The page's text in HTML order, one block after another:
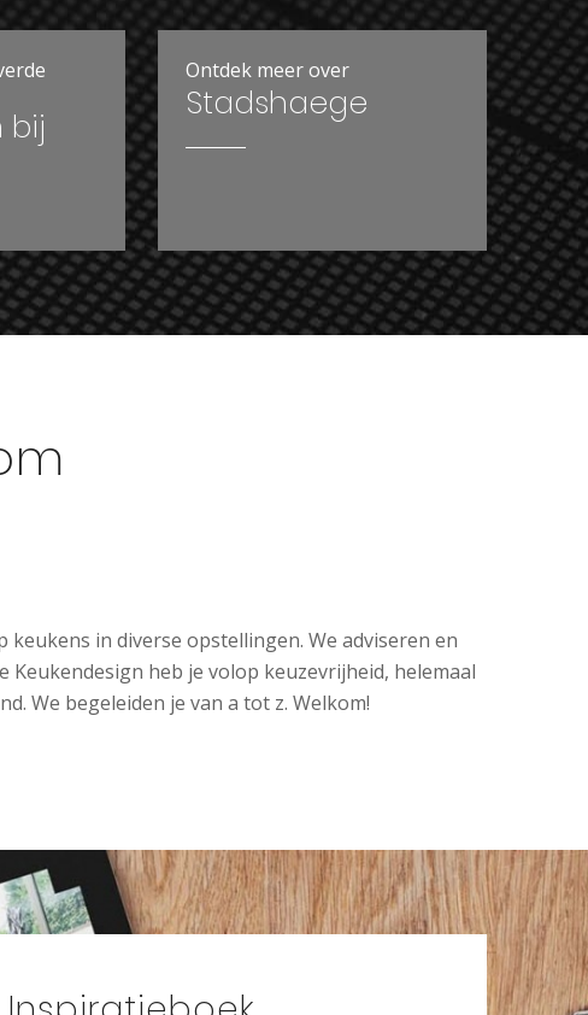
bij
Ontdek meer over
Stadshaege
in diverse opstellingen. We adviseren en
heb je volop keuzevrijheid, helemaal
We begeleiden je van a tot z. Welkom!